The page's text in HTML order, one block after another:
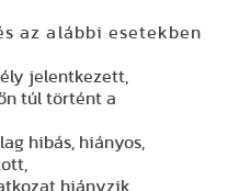
az alábbi esetekben
jelentkezett,
túl történt a
hibás, hiányos,
hiányzik,